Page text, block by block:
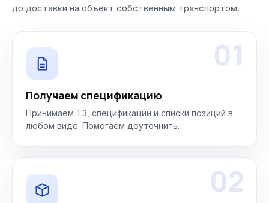
до доставки на объект собственным транспортом.
01
Получаем спецификацию
Принимаем ТЗ, спецификации и списки позиций в
любом виде. Помогаем доуточнить.
02